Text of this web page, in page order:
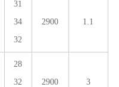
31
34
32
2900 1.1
28
32
2900 3